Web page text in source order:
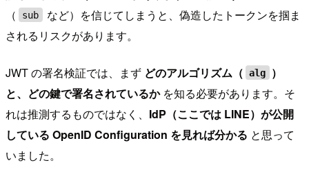
（
sub
など）を信じてしまうと、偽造したトークンを掴ま
されるリスクがあります。
JWT の署名検証では、まず どのアルゴリズム（ alg
）
と、どの鍵で署名されているかを知る必要があります。そ
れは推測するものではなく、 IdP（ここでは LINE）が公開
している OpenID Configuration を見れば分かる と思って
いました。